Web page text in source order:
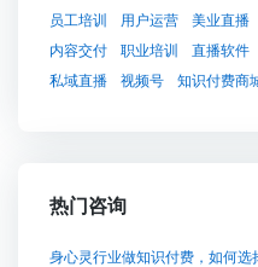
员工培训
用户运营 美业直播
内容交付
职业培训 直播软件
私域直播
视频号 知识付费商
热门咨询
身心灵行业做知识付费，如何选